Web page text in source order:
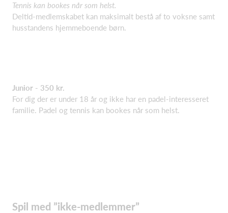
Tennis kan bookes når som helst.
Deltid-medlemskabet kan maksimalt bestå af to voksne samt
husstandens hjemmeboende børn.
Junior - 350 kr.
For dig der er under 18 år og ikke har en padel-interesseret
familie. Padel og tennis kan bookes når som helst.
Spil med ”ikke-medlemmer”